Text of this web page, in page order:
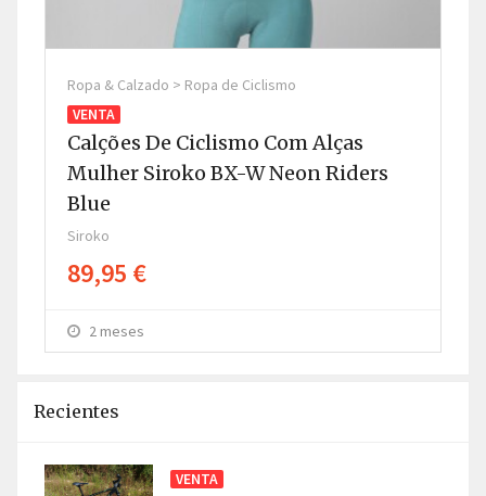
Ropa & Calzado > Ropa de Ciclismo
VENTA
Calções De Ciclismo Com Alças
Mulher Siroko BX-W Neon Riders
Blue
Siroko
89,95 €
2 meses
Recientes
VENTA